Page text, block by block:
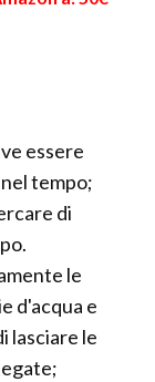
essere
tempo;
di
le
d'acqua e
lasciare le